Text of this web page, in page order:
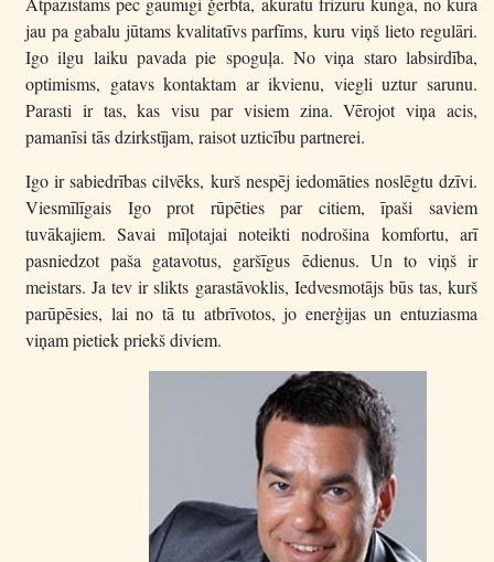
jau pa gabalu jūtams kvalitatīvs parfīms, kuru viņš lieto regulāri.
Igo ilgu laiku pavada pie spoguļa. No viņa staro labsirdība,
optimisms, gatavs kontaktam ar ikvienu, viegli uztur sarunu.
Parasti ir tas, kas visu par visiem zina. Vērojot viņa acis,
pamanīsi tās dzirkstījam, raisot uzticību partnerei.
Igo ir sabiedrības cilvēks, kurš nespēj iedomāties noslēgtu dzīvi.
Viesmīlīgais Igo prot rūpēties par citiem, īpaši saviem
tuvākajiem. Savai mīļotajai noteikti nodrošina komfortu, arī
pasniedzot paša gatavotus, garšīgus ēdienus. Un to viņš ir
meistars. Ja tev ir slikts garastāvoklis, Iedvesmotājs būs tas, kurš
parūpēsies, lai no tā tu atbrīvotos, jo enerģijas un entuziasma
viņam pietiek priekš diviem.